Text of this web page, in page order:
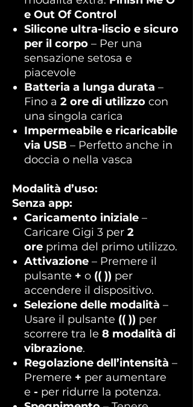
e Out Of Control
Silicone ultra-liscio e sicuro
per il corpo – Per una
sensazione setosa e
piacevole
Batteria a lunga durata –
Fino a 2 ore di utilizzo con
una singola carica
Impermeabile e ricaricabile
via USB – Perfetto anche in
doccia o nella vasca
Modalità d’uso:
Senza app:
Caricamento iniziale –
Caricare Gigi 3 per 2
ore prima del primo utilizzo.
Attivazione – Premere il
pulsante + o (( )) per
accendere il dispositivo.
Selezione delle modalità –
Usare il pulsante (( )) per
scorrere tra le 8 modalità di
vibrazione.
Regolazione dell’intensità –
Premere + per aumentare
e - per ridurre la potenza.